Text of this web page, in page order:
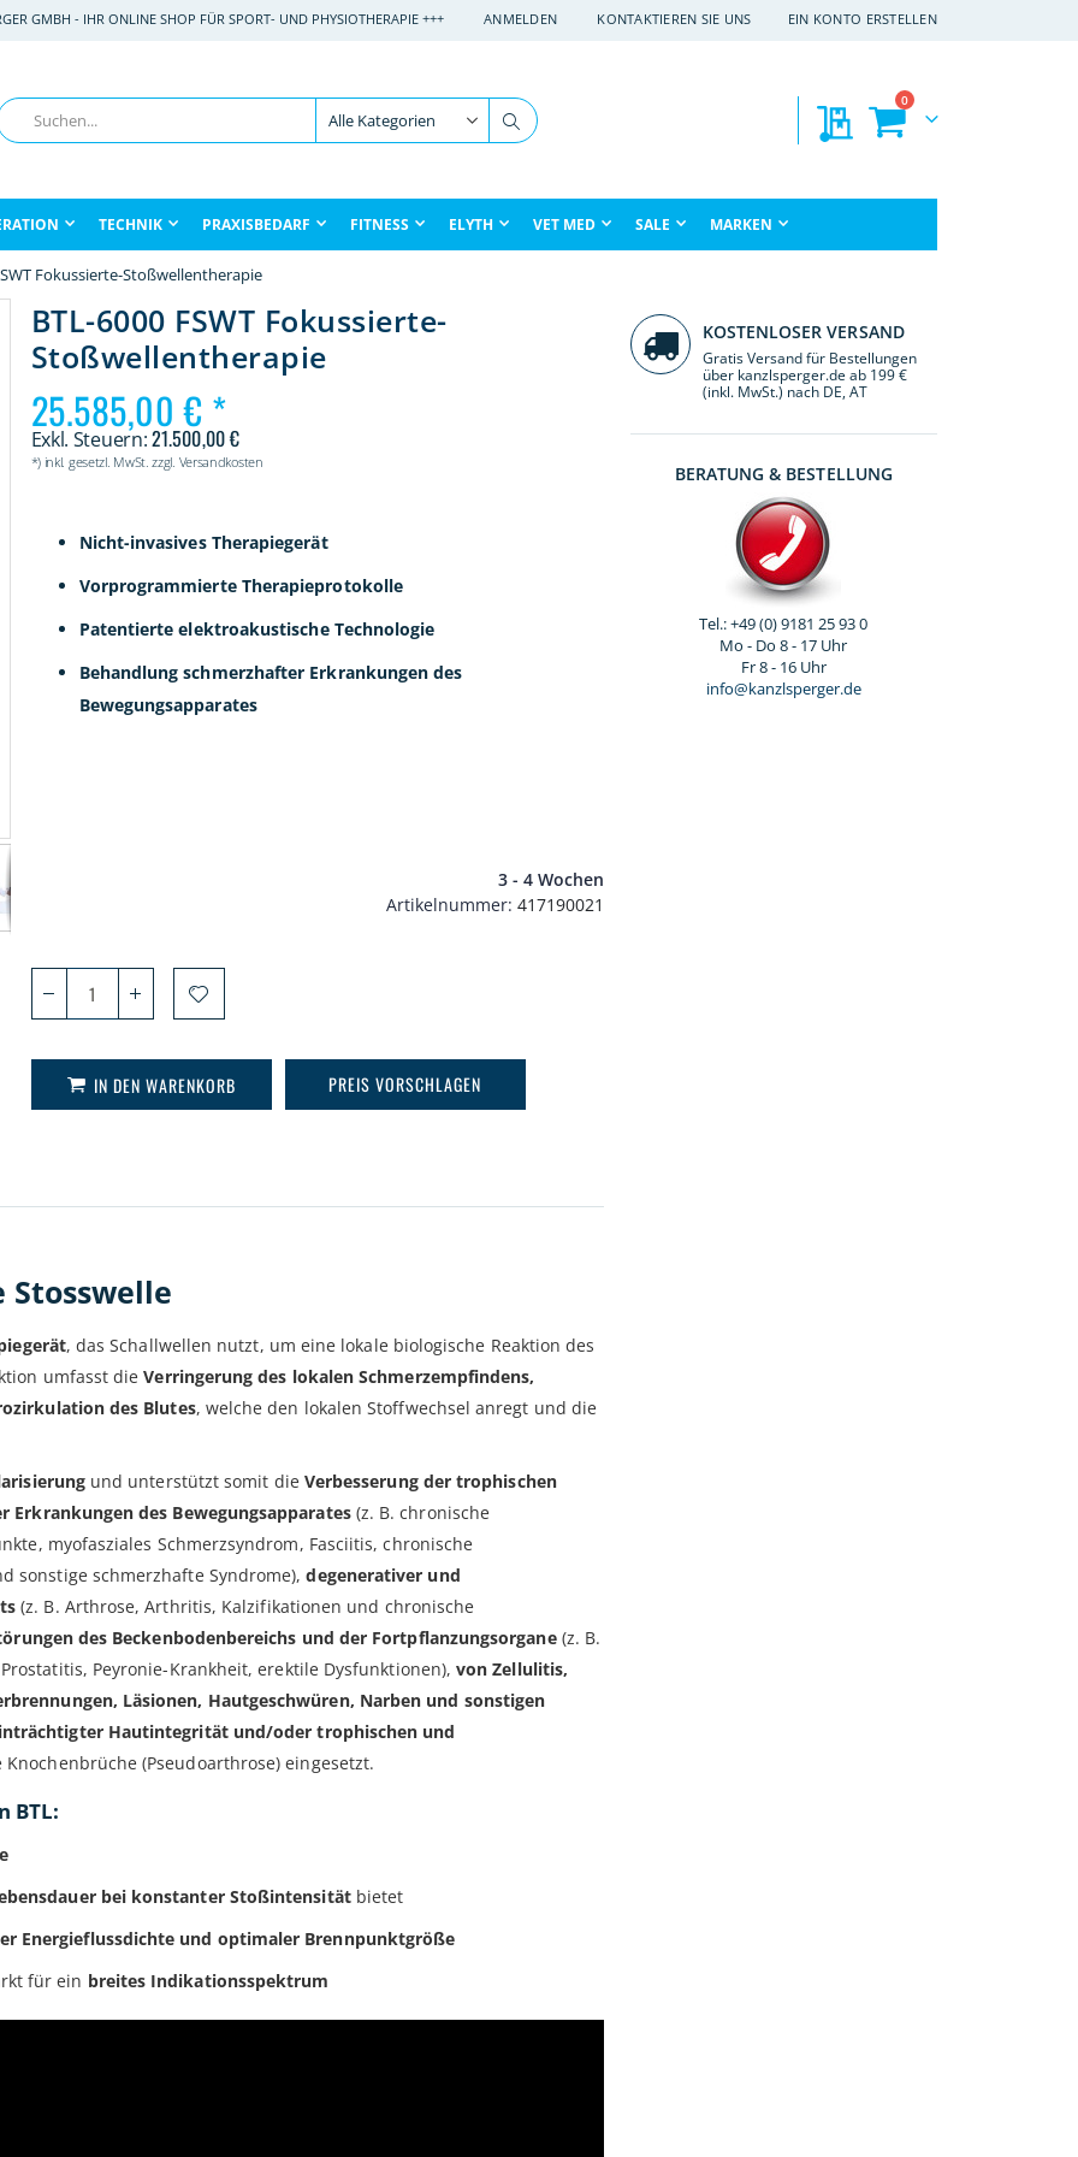
GMBH - IHR ONLINE SHOP FÜR SPORT- UND PHYSIOTHERAPIE +++ ANMELDEN KONTAKTIEREN SIE UNS EIN KONTO ERSTELLEN
Warenkorb
0Artikel
Meine Preisanfragen
Suche
TECHNIK PRAXISBEDARF FITNESS ELYTH VET MED SALE MARKEN
Fokussierte-Stoßwellentherapie
BTL-6000 FSWT Fokussierte-
Stoßwellentherapie
25.585,00 €
21.500,00 €
*) inkl. gesetzl. MwSt. zzgl. Versandkosten
Nicht-invasives Therapiegerät
Vorprogrammierte Therapieprotokolle
Patentierte elektroakustische Technologie
Behandlung schmerzhafter Erkrankungen des
Bewegungsapparates
3 - 4 Wochen
Artikelnummer 417190021
IN DEN WARENKORB PREIS VORSCHLAGEN
Stosswelle
, das Schallwellen nutzt, um eine lokale biologische Reaktion des
umfasst dieVerringerung des lokalen Schmerzempfindens,
des Blutes, welche den lokalen Stoffwechsel anregt und die
und unterstützt somit die Verbesserung der trophischen
Erkrankungen des Bewegungsapparates(z. B. chronische
myofasziales Schmerzsyndrom, Fasciitis, chronische
sonstige schmerzhafte Syndrome),degenerativer und
(z. B. Arthrose, Arthritis, Kalzifikationen und chronische
des Beckenbodenbereichs und der Fortpflanzungsorgane(z. B.
Peyronie-Krankheit, erektile Dysfunktionen),von Zellulitis,
Läsionen, Hautgeschwüren, Narben und sonstigen
Hautintegrität und/oder trophischen und
(Pseudoarthrose) eingesetzt.
BTL:
bei konstanter Stoßintensitätbietet
Energieflussdichte und optimaler Brennpunktgröße
für ein breites Indikationsspektrum
KOSTENLOSER VERSAND
Gratis Versand für Bestellungen
über kanzlsperger.de ab 199 €
(inkl. MwSt.) nach DE, AT
BERATUNG & BESTELLUNG
Tel.: +49 (0) 9181 25 93 0
Mo - Do 8 - 17 Uhr
Fr 8 - 16 Uhr
info@kanzlsperger.de